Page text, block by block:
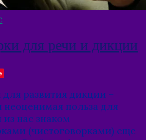
для речи и дикции
развития дикции –
неоценимая польза для
нас знаком
(чистоговорками) еще